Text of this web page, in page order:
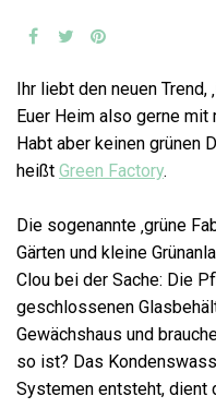
Ihr liebt den neuen Trend,
Euer Heim also gerne
Habt aber keinen grünen
heißt Green Factory.
Die sogenannte ‚grüne
Gärten und kleine
Clou bei der Sache: Die
geschlossenen
Gewächshaus und
so ist? Das
Systemen entsteht, dient